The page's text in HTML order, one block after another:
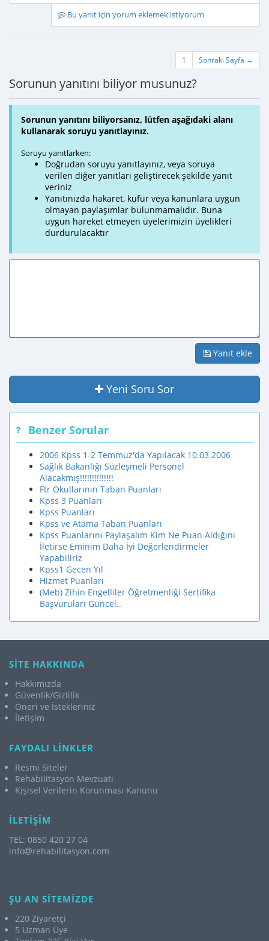
Bu yanıt için yorum eklemek istiyorum
1 Sonraki Sayfa →
Sorunun yanıtını biliyor musunuz?
Sorunun yanıtını biliyorsanız, lütfen aşağıdaki alanı
kullanarak soruyu yanıtlayınız.
Soruyu yanıtlarken:
Doğrudan soruyu yanıtlayınız, veya soruya
verilen diğer yanıtları geliştirecek şekilde yanıt
veriniz
Yanıtınızda hakaret, küfür veya kanunlara uygun
olmayan paylaşımlar bulunmamalıdır. Buna
uygun hareket etmeyen üyelerimizin üyelikleri
durdurulacaktır
Yanıt ekle
Yeni Soru Sor
Benzer Sorular
2006 Kpss 1-2 Temmuz'da Yapılacak 10.03.2006
Sağlık Bakanlığı Sözleşmeli Personel
Alacakmış!!!!!!!!!!!!!!
Ftr Okullarının Taban Puanları
Kpss 3 Puanları
Kpss Puanları
Kpss ve Atama Taban Puanları
Kpss Puanlarını Paylaşalım Kim Ne Puan Aldığını
İletirse Eminim Daha İyi Değerlendirmeler
Yapabiliriz
Kpss1 Gecen Yıl
Hizmet Puanları
(Meb) Zihin Engelliler Öğretmenliği Sertifika
Başvuruları Güncel..
SİTE HAKKINDA
Hakkımızda
Güvenlik/Gizlilik
Öneri ve İstekleriniz
İletişim
FAYDALI LİNKLER
Resmi Siteler
Rehabilitasyon Mevzuatı
Kişisel Verilerin Korunması Kanunu
İLETİŞİM
TEL: 0850 420 27 04
info
rehabilitasyon.com
ŞU AN SİTEMİZDE
220 Ziyaretçi
5 Uzman Üye